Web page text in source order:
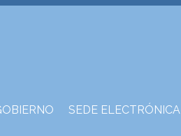
SEDE ELECTRÓNICA